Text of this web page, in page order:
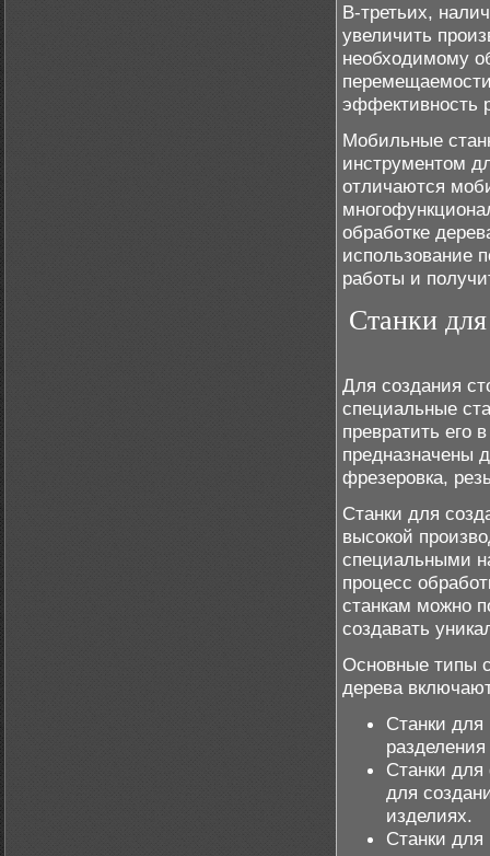
В-третьих,
увеличить
необходимому
эффективность
Мобильные
инструментом
отличаются
обработке
использование
работы и
Станки
Для создания
специальные
превратить его
предназначены
фрезеровка,
Станки для
высокой
специальными
процесс
станкам можно
создавать
Основные типы
дерева
Станки для
Станки для
для
изделиях.
Станки